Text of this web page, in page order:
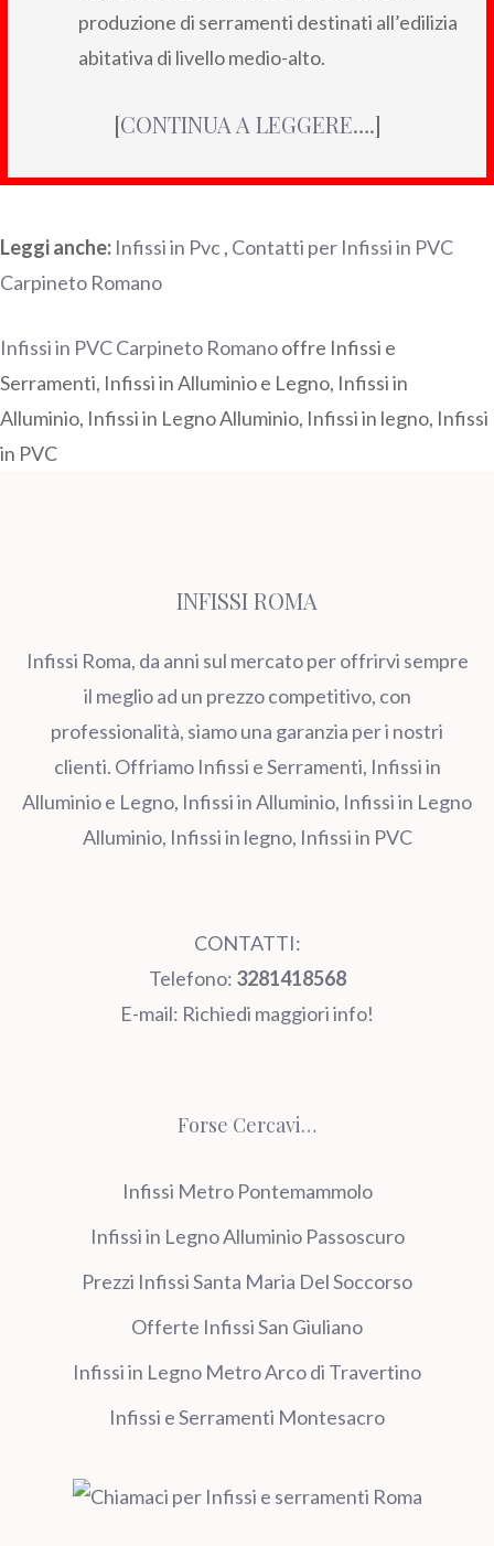
produzione di serramenti destinati all’edilizia
abitativa di livello medio-alto.
[CONTINUA A LEGGERE….]
Leggi anche: Infissi in Pvc, Contatti per Infissi in PVC
Carpineto Romano
Infissi in PVC Carpineto Romanooffre Infissi e
Serramenti, Infissi in Alluminio e Legno, Infissi in
Alluminio, Infissi in Legno Alluminio, Infissi in legno, Infissi
in PVC
INFISSI ROMA
Infissi Roma, da anni sul mercato per offrirvi sempre
il meglio ad un prezzo competitivo, con
professionalità, siamo una garanzia per i nostri
clienti. Offriamo Infissi e Serramenti, Infissi in
Alluminio e Legno, Infissi in Alluminio, Infissi in Legno
Alluminio, Infissi in legno, Infissi in PVC
CONTATTI:
Telefono: 3281418568
E-mail: Richiedi maggiori info!
Forse Cercavi…
Infissi Metro Pontemammolo
Infissi in Legno Alluminio Passoscuro
Prezzi Infissi Santa Maria Del Soccorso
Offerte Infissi San Giuliano
Infissi in Legno Metro Arco di Travertino
Infissi e Serramenti Montesacro